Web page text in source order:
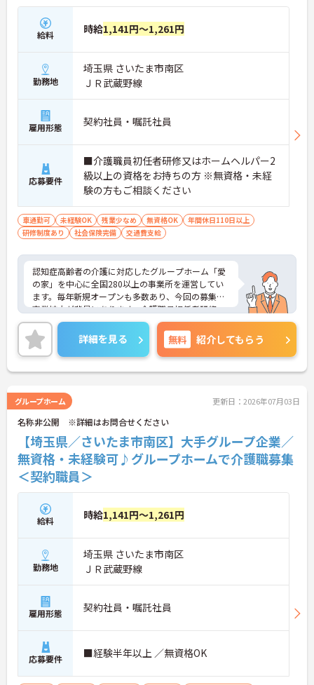
給料 時給1,141円～1,261円
勤務地
埼玉県 さいたま市南区
ＪＲ武蔵野線
雇用形態 契約社員・嘱託社員
応募要件
■介護職員初任者研修又はホームヘルパー2
級以上の資格をお持ちの方 ※無資格・未経
験の方もご相談ください
車通勤可 未経験OK 残業少なめ 無資格OK
年間休日110日以上
研修制度あり
社会保険完備 交通費支給
認知症高齢者の介護に対応したグループホーム「愛
の家」を中心に全国280以上の事業所を運営してい
ます。毎年新規オープンも多数あり、今回の募集は
事業拡大が背景にあります。介護職員初任者研修、
介護支援専門員、タクティールケアなどの資格取得
のサポートあり！現場を最大限サポートするため
に、教育・研修・採用を専門とする部署や、コンプ
ライアンスを推進する部署があり、グループ企業を
含めた柔軟かつ強固なバックアップがあります。
詳細をお話しいたしますのでお気軽にご相談くださ
い。
詳細を見る 無料 紹介してもらう
グループホーム 更新日：2026年07月03日
名称非公開 ※詳細はお問合せください
【埼玉県／さいたま市南区】大手グループ企業／
無資格・未経験可♪グループホームで介護職募集
＜契約職員＞
給料 時給1,141円～1,261円
勤務地
埼玉県 さいたま市南区
ＪＲ武蔵野線
雇用形態 契約社員・嘱託社員
応募要件 ■経験半年以上 ／無資格OK